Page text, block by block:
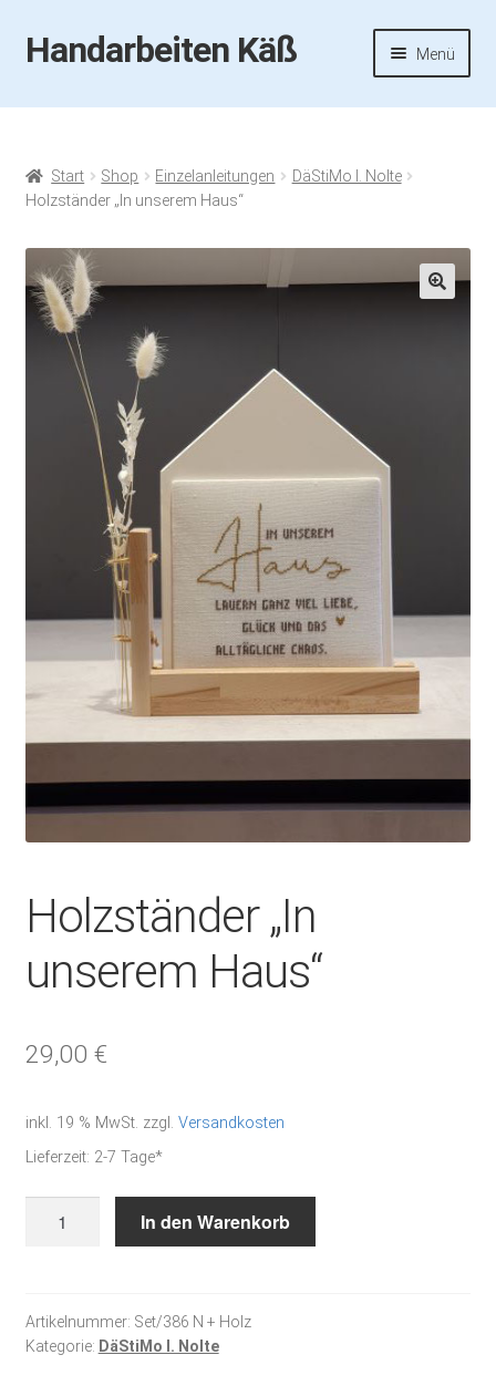
Zur
Navigation
Zum
Inhalt
Handarbeiten Käß Menü
Startseite
Aktuelles
Termine
Handarbeiten-Käß-Shop
Mein Konto
Start Shop Einzelanleitungen
DäStiMo I. Nolte
Holzständer „In unserem Haus“
Holzständer „In
unserem Haus“
29,00 €
inkl. 19 % MwSt. zzgl. Versandkosten
Lieferzeit: 2-7 Tage*
Menge
In den Warenkorb
Artikelnummer: Set/386 N + Holz
Kategorie: DäStiMo I. Nolte